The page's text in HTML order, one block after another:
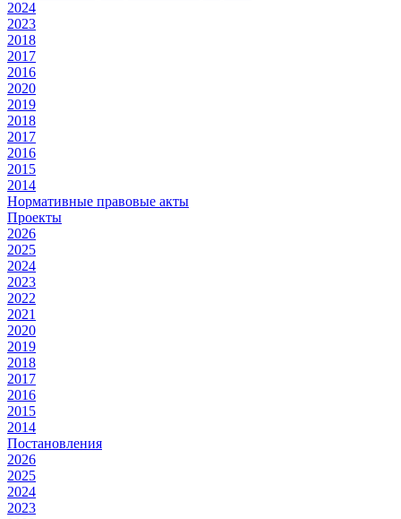
2024
2023
2018
2017
2016
2020
2019
2018
2017
2016
2015
2014
Нормативные правовые акты
Проекты
2026
2025
2024
2023
2022
2021
2020
2019
2018
2017
2016
2015
2014
Постановления
2026
2025
2024
2023